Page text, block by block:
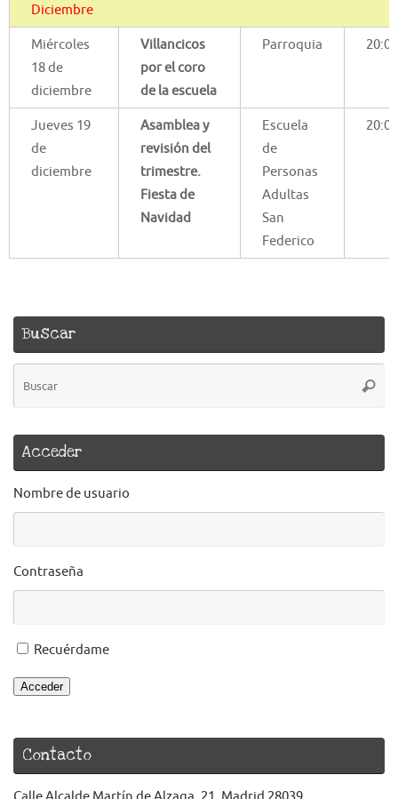
Diciembre
Miércoles
18 de
diciembre
Villancicos
por el coro
de la escuela
Parroquia 20:00
Jueves 19
de
diciembre
Asamblea y
revisión del
trimestre.
Fiesta de
Navidad
Escuela
de
Personas
Adultas
San
Federico
20:00
Buscar
Acceder
Nombre de usuario
Contraseña
Recuérdame
Acceder
Contacto